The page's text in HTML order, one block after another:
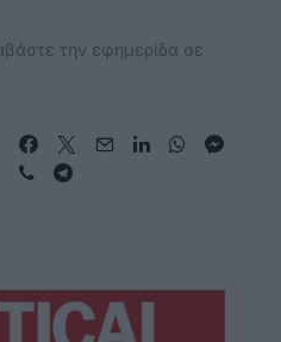
την εφημερίδα σε